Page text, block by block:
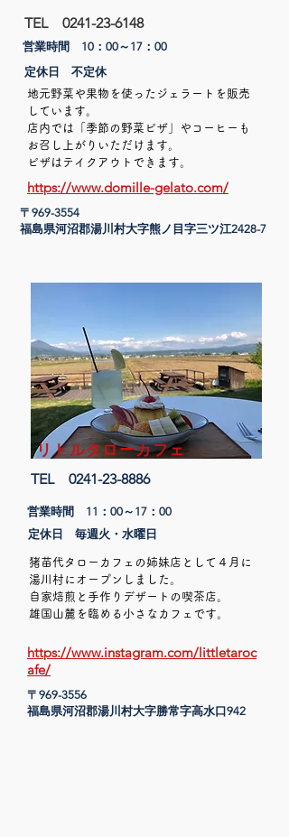
TEL0241-23-6148
営業時間 10：00～17：00
定休日 不定休
地元野菜や果物を使ったジェラートを販売
しています。
店内では「季節の野菜ピザ」やコーヒーも
お召し上がりいただけます。
ピザはテイクアウトできます。
https://www.domille-gelato.com/
〒969-3554
​福島県河沼郡湯川村大字熊ノ目字三ツ江2428-7
リトルタローカフェ
​TEL0241-23-8886
営業時間 11：00～17：00​
​定休日 毎週火・水曜日
猪苗代タローカフェの姉妹店として４月に
湯川村にオープンしました。
自家焙煎と手作りデザートの喫茶店。
雄国山麓を臨める小さなカフェです。​​
https://www.instagram.com/littletaroc
afe/
〒969-3556
​福島県河沼郡湯川村大字勝常字高水口942